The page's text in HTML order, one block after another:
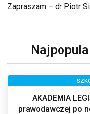
Zapraszam – dr Piotr
AKADEMIA
prawodawczej po